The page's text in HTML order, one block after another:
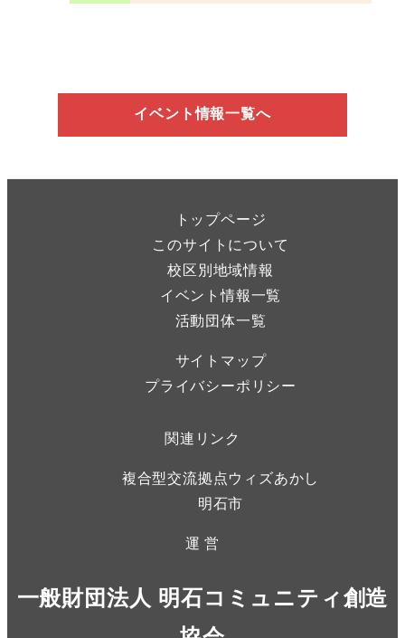
イベント情報一覧へ
トップページ
このサイトについて
校区別地域情報
イベント情報一覧
活動団体一覧
サイトマップ
プライバシーポリシー
関連リンク
複合型交流拠点ウィズあかし
明石市
運 営
一般財団法人 明石コミュニティ創造